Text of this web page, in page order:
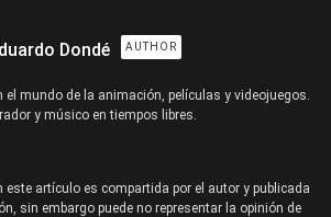
Dondé AUTHOR
el mundo de la animación, películas y videojuegos.
y músico en tiempos libres.
este artículo es compartida por el autor y publicada
sin embargo puede no representar la opinión de